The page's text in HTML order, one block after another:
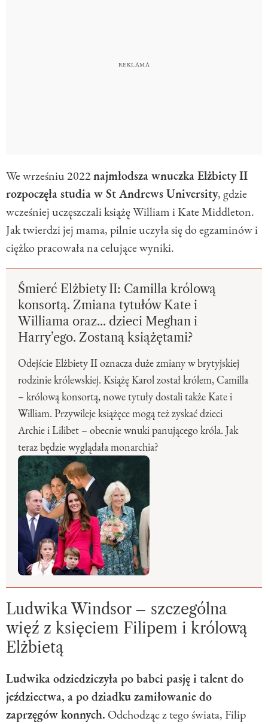
We wrześniu 2022najmłodsza wnuczka Elżbiety II
rozpoczęła studia w St Andrews University, gdzie
wcześniej uczęszczali książę William i Kate Middleton.
Jak twierdzi jej mama, pilnie uczyła się do egzaminów i
ciężko pracowała na celujące wyniki.
Śmierć Elżbiety II: Camilla królową
konsortą. Zmiana tytułów Kate i
Williama oraz... dzieci Meghan i
Harry’ego. Zostaną książętami?
Odejście Elżbiety II oznacza duże zmiany w brytyjskiej
rodzinie królewskiej. Książę Karol został królem, Camilla
– królową konsortą, nowe tytuły dostali także Kate i
William. Przywileje książęce mogą też zyskać dzieci
Archie i Lilibet – obecnie wnuki panującego króla. Jak
teraz będzie wyglądała monarchia?
Ludwika Windsor – szczególna
więź z księciem Filipem i królową
Elżbietą
Ludwika odziedziczyła po babci pasję i talent do
jeździectwa, a po dziadku zamiłowanie do
zaprzęgów konnych. Odchodząc z tego świata, Filip